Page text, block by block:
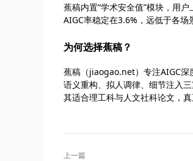
蕉稿内置“学术安全值”模块，用
AIGC率稳定在3.6%，远低于各场
为何选择蕉稿？
蕉稿（jiaogao.net）专注AIGC深
语义重构、拟人调律、细节注入
其适合理工科与人文社科论文，
上一篇